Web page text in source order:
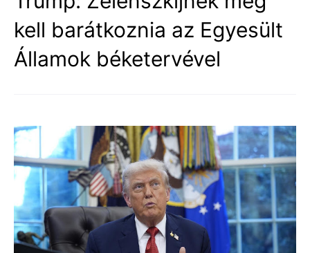
kell barátkoznia az Egyesült
Államok béketervével